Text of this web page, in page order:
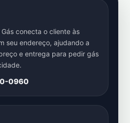
conecta o cliente às
seu endereço, ajudando a
e entrega para pedir gás
0960